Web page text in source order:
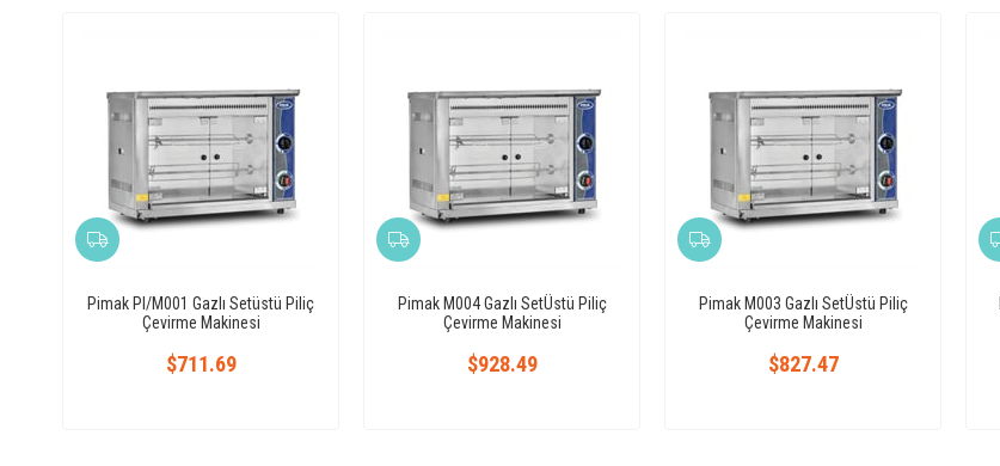
Pimak PI/M001 Gazlı Setüstü Piliç
Çevirme Makinesi
$711.69
Pimak M004 Gazlı SetÜstü Piliç
Çevirme Makinesi
$928.49
Pimak M003 Gazlı SetÜstü Piliç
Çevirme Makinesi
$827.47